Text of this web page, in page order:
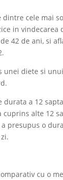
dintre cele mai
in vindecarea
42 de ani, si
diete si
a 12
alte 12
presupus o
cu o